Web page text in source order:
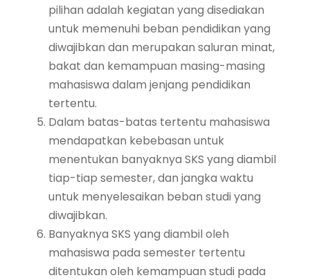
pilihan adalah kegiatan yang disediakan
untuk memenuhi beban pendidikan yang
diwajibkan dan merupakan saluran minat,
bakat dan kemampuan masing-masing
mahasiswa dalam jenjang pendidikan
tertentu.
Dalam batas-batas tertentu mahasiswa
mendapatkan kebebasan untuk
menentukan banyaknya SKS yang diambil
tiap-tiap semester, dan jangka waktu
untuk menyelesaikan beban studi yang
diwajibkan.
Banyaknya SKS yang diambil oleh
mahasiswa pada semester tertentu
ditentukan oleh kemampuan studi pada